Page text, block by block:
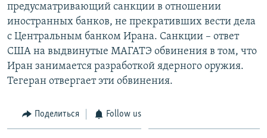
предусматривающий санкции в отношении
иностранных банков, не прекративших вести дела
с Центральным банком Ирана. Санкции – ответ
США на выдвинутые МАГАТЭ обвинения в том, что
Иран занимается разработкой ядерного оружия.
Тегеран отвергает эти обвинения.
Поделиться Follow us